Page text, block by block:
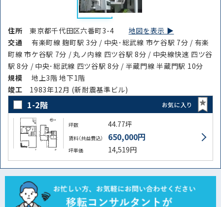
住所東京都千代田区六番町3-4 地図を表示 ▶︎
交通
有楽町線 麹町駅 3分 / 中央･総武線 市ケ谷駅 7分 / 有楽
町線 市ケ谷駅 7分 / 丸ノ内線 四ツ谷駅 8分 / 中央線快速 四ツ谷
駅 8分 / 中央･総武線 四ツ谷駅 8分 / 半蔵門線 半蔵門駅 10分
規模
地上3階 地下1階
竣⼯ 1983年12月 (新耐震基準ビル)
1-2階 お気に入り
坪数 44.77坪
賃料（共益費込） 650,000円
坪単価 14,519円